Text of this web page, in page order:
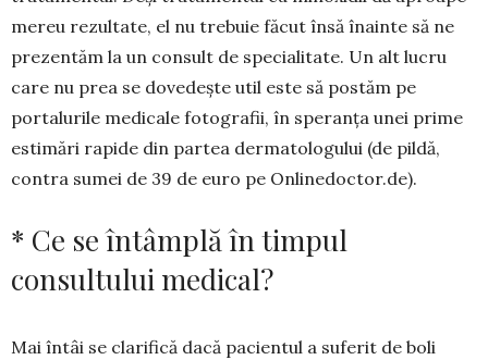
mereu rezultate, el nu trebuie făcut însă înainte să ne
prezentăm la un consult de specialitate. Un alt lucru
care nu prea se dovedește util este să pos­tăm pe
portalurile medicale fotografii, în spe­ranța unei prime
estimări rapide din partea der­matologului (de pildă,
contra sumei de 39 de euro pe Onlinedoctor.de).
* Ce se întâmplă în timpul
consultului medical?
Mai întâi se clarifică dacă pacientul a suferit de boli